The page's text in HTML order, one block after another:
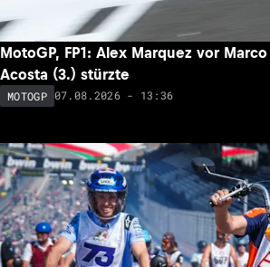
MotoGP, FP1: Alex Marquez vor
Acosta (3.) stürzte
MOTOGP 07.08.2026 - 13:36